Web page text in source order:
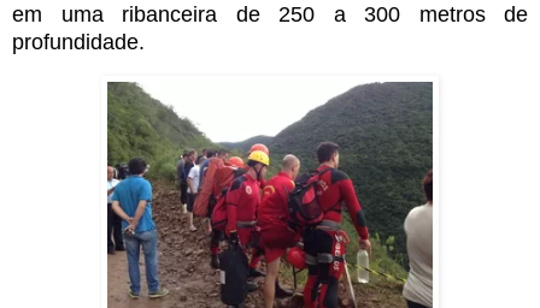
em uma ribanceira de 250 a 300 metros de
profundidade.